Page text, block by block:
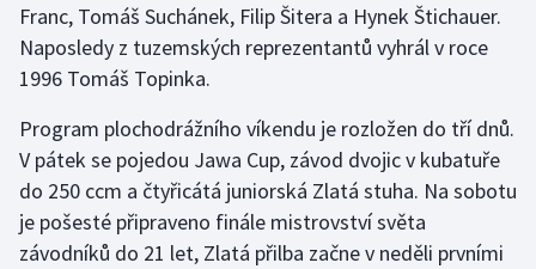
Franc, Tomáš Suchánek, Filip Šitera a Hynek Štichauer.
Naposledy z tuzemských reprezentantů vyhrál v roce
1996 Tomáš Topinka.
Program plochodrážního víkendu je rozložen do tří dnů.
V pátek se pojedou Jawa Cup, závod dvojic v kubatuře
do 250 ccm a čtyřicátá juniorská Zlatá stuha. Na sobotu
je pošesté připraveno finále mistrovství světa
závodníků do 21 let, Zlatá přilba začne v neděli prvními